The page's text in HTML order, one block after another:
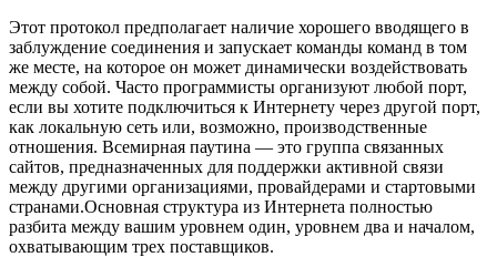
Этот протокол предполагает наличие хорошего вводящего в
заблуждение соединения и запускает команды команд в том
же месте, на которое он может динамически воздействовать
между собой. Часто программисты организуют любой порт,
если вы хотите подключиться к Интернету через другой порт,
как локальную сеть или, возможно, производственные
отношения. Всемирная паутина — это группа связанных
сайтов, предназначенных для поддержки активной связи
между другими организациями, провайдерами и стартовыми
странами.Основная структура из Интернета полностью
разбита между вашим уровнем один, уровнем два и началом,
охватывающим трех поставщиков.